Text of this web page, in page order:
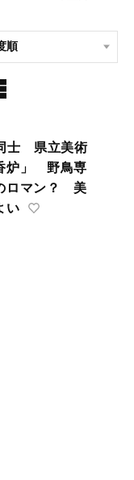
士 県立美術
炉」 野鳥専
ロマン？ 美
い